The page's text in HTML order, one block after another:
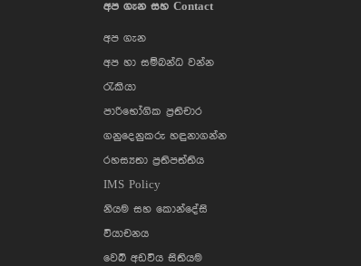
අප ගැන සහ Contact
අප ගැන
අප හා සම්බන්ධ වන්න
රැකියා
පාරිභෝගික ප්‍රතිචාර
ගනුදෙනුකරු හඳුනාගන්න
රහස්‍යතා ප්‍රතිපත්තිය
IMS Policy
නියම සහ කොන්දේසි
වියාචනය
වෙබ් අඩවිය සිතියම